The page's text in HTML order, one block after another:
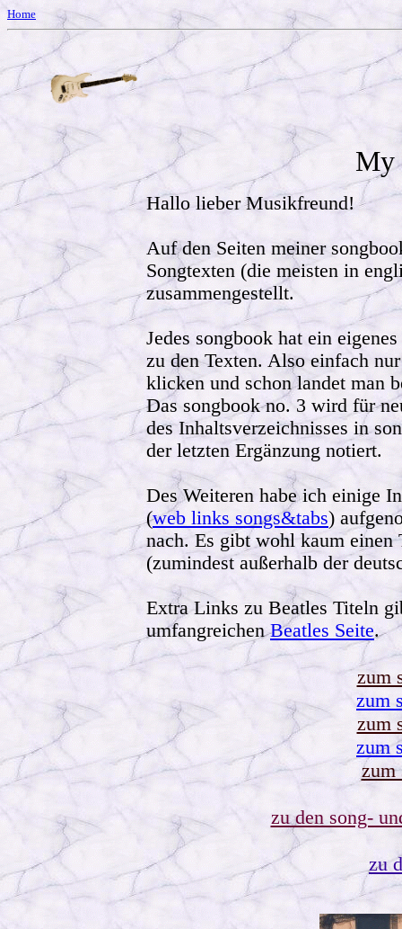
Home
My
Hallo lieber Musikfreund!
Auf den Seiten meiner
Songtexten (die meisten in
zusammengestellt.
Jedes songbook hat ein
zu den Texten. Also einfach
klicken und schon landet man
Das songbook no. 3 wird für
des Inhaltsverzeichnisses in
der letzten Ergänzung notiert.
Des Weiteren habe ich einige
(web links songs&tabs)
nach. Es gibt wohl kaum
(zumindest außerhalb der
Extra Links zu Beatles Titeln
umfangreichenBeatles Seite.
zum
zum
zum
zum
zum
zu den song-
zu